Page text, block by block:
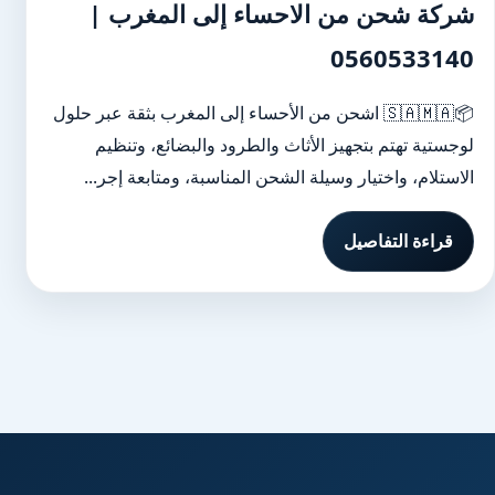
شركة شحن من الاحساء إلى المغرب |
0560533140
📦🇸🇦🇲🇦 اشحن من الأحساء إلى المغرب بثقة عبر حلول
لوجستية تهتم بتجهيز الأثاث والطرود والبضائع، وتنظيم
الاستلام، واختيار وسيلة الشحن المناسبة، ومتابعة إجر...
قراءة التفاصيل